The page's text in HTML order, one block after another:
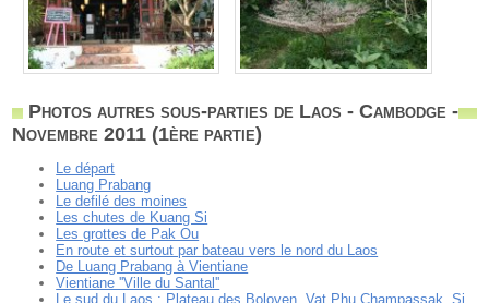
Photos autres sous-parties de Laos - Cambodge -
Novembre 2011 (1ère partie)
Le départ
Luang Prabang
Le defilé des moines
Les chutes de Kuang Si
Les grottes de Pak Ou
En route et surtout par bateau vers le nord du Laos
De Luang Prabang à Vientiane
Vientiane ''Ville du Santal''
Le sud du Laos : Plateau des Boloven, Vat Phu Champassak, Si